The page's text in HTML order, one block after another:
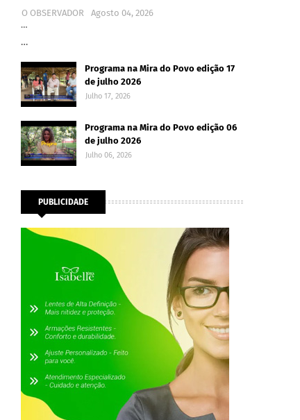
O OBSERVADOR
Agosto 04, 2026
…
…
Programa na Mira do Povo edição 17
de julho 2026
Julho 17, 2026
Programa na Mira do Povo edição 06
de julho 2026
Julho 06, 2026
PUBLICIDADE